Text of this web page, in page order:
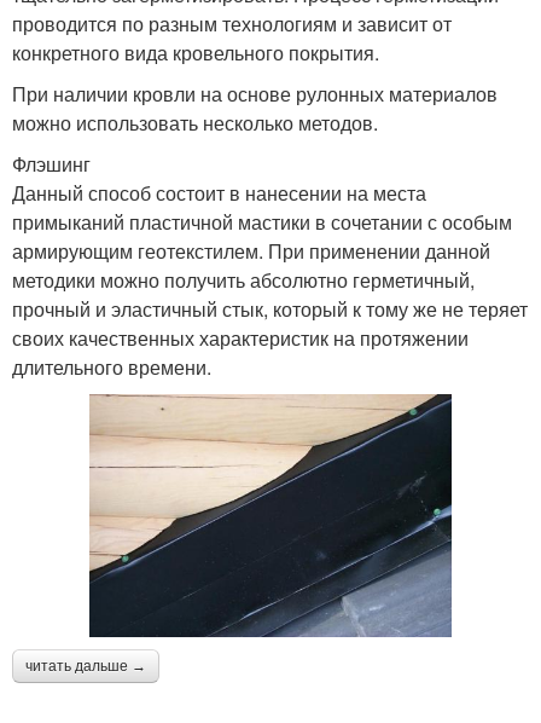
проводится по разным технологиям и зависит от
конкретного вида кровельного покрытия.
При наличии кровли на основе рулонных материалов
можно использовать несколько методов.
Флэшинг
Данный способ состоит в нанесении на места
примыканий пластичной мастики в сочетании с особым
армирующим геотекстилем. При применении данной
методики можно получить абсолютно герметичный,
прочный и эластичный стык, который к тому же не теряет
своих качественных характеристик на протяжении
длительного времени.
читать дальше →